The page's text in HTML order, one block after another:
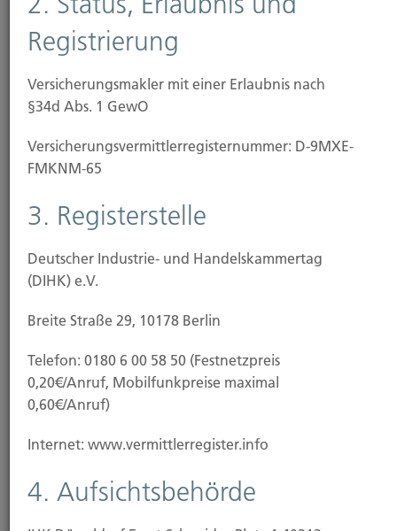
Rohrbruch sowie
Sturm und Hagel
Schäden durch Hochwasser oder Schneelast fallen
nicht unter den Schutz einer klassischen
Extremwetter durch den fortschreitenden
Klimawandel machen zusätzlichen
empfehlen wir den Abschluss einer
Diese zahlt bei Schäden durch
Überschwemmung, Überflutung, Rückstau
Erdsenkung oder Erdrutsch sowie
Schneedruck oder Lawinen
Unser Tipp: Wir beraten Sie, wie Sie Ihre Immobilie
vor Gefahren schützen können. Dafür haben wir
bedarfsgerechte und günstige Lösungen
vorbereitet.
Registrierung
Versicherungsmakler mit einer Erlaubnis nach
§34d Abs. 1 GewO
Versicherungs­vermittler­registernummer: D-9MXE-
FMKNM-65
3. Registerstelle
Deutscher Industrie- und Handelskammertag
(DIHK) e.V.
Breite Straße 29, 10178 Berlin
Telefon: 0180 6 00 58 50 (Festnetzpreis
0,20€/Anruf, Mobilfunkpreise maximal
0,60€/Anruf)
Internet: www.vermittlerregister.info
4. Aufsichtsbehörde